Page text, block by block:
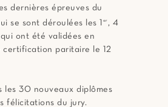
dernières épreuves du
se sont déroulées les 1 er , 4
ont été validées en
certification paritaire le 12
les 30 nouveaux diplômes
félicitations du jury.